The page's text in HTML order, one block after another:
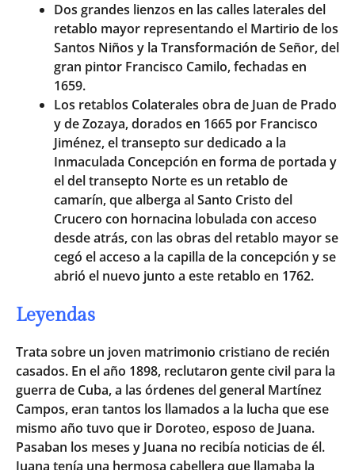
Dos grandes lienzos en las calles laterales del
retablo mayor representando el Martirio de los
Santos Niños y la Transformación de Señor, del
gran pintor Francisco Camilo, fechadas en
1659.
Los retablos Colaterales obra de Juan de Prado
y de Zozaya, dorados en 1665 por Francisco
Jiménez, el transepto sur dedicado a la
Inmaculada Concepción en forma de portada y
el del transepto Norte es un retablo de
camarín, que alberga al Santo Cristo del
Crucero con hornacina lobulada con acceso
desde atrás, con las obras del retablo mayor se
cegó el acceso a la capilla de la concepción y se
abrió el nuevo junto a este retablo en 1762.
Leyendas
Trata sobre un joven matrimonio cristiano de recién
casados. En el año 1898, reclutaron gente civil para la
guerra de Cuba, a las órdenes del general Martínez
Campos, eran tantos los llamados a la lucha que ese
mismo año tuvo que ir Doroteo, esposo de Juana.
Pasaban los meses y Juana no recibía noticias de él.
Juana tenía una hermosa cabellera que llamaba la